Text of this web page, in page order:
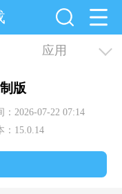
应用
版
：2026-07-22 07:14
：15.0.14